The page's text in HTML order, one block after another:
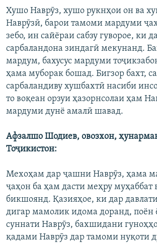
Хушо Наврӯз, хушо рукнҳои он ва
Наврӯзӣ, барои тамоми мардуми
зебо, ин сайёраи сабзу гуворое, ки
сарбаландона зиндагӣ мекунанд.
мардум, бахусус мардуми
ҳама муборак бошад. Бигзор бахт,
сарбаландиву хушбахтӣ насиби
то воқеан орзуи ҳазорнсолаи ҳам
мардуми дунё амалӣ шавад.
Афзалшо Шодиев, овозхон,
Тоҷикистон:
Мехоҳам дар ҷашни Наврӯз, ҳама
ҷаҳон ба ҳам дасти меҳру муҳаббат
бикшоянд. Қазияҳое, ки дар
дигар мамолик идома доранд, поён
суннати Наврӯз, бахшидани
қадами Наврӯз дар тамоми нуқоти